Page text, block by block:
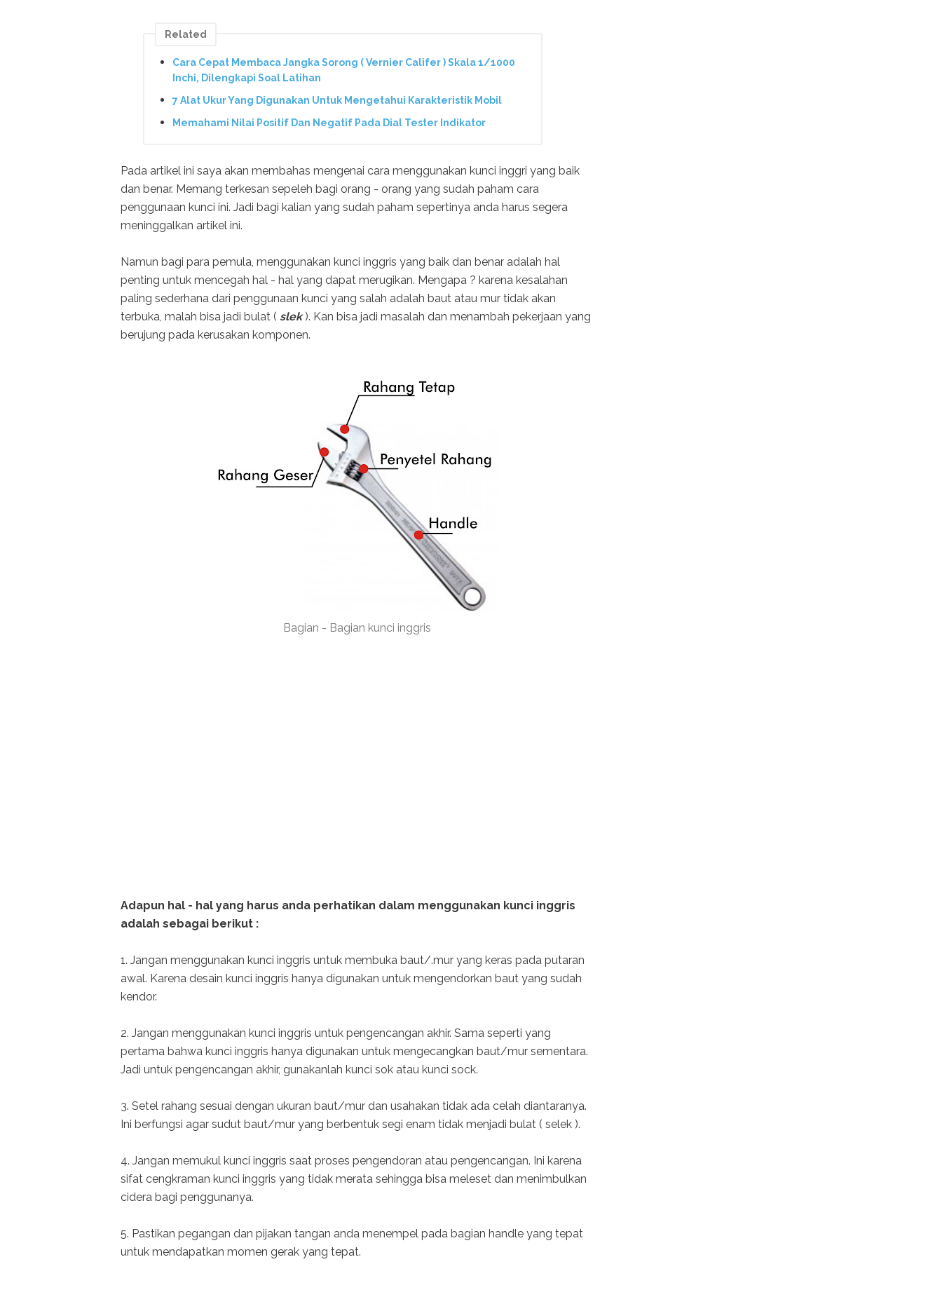
Related
Cara Cepat Membaca Jangka Sorong ( Vernier Califer ) Skala 1/1000
Inchi, Dilengkapi Soal Latihan
7 Alat Ukur Yang Digunakan Untuk Mengetahui Karakteristik Mobil
Memahami Nilai Positif Dan Negatif Pada Dial Tester Indikator
Pada artikel ini saya akan membahas mengenai cara menggunakan kunci inggri yang baik
dan benar. Memang terkesan sepeleh bagi orang - orang yang sudah paham cara
penggunaan kunci ini. Jadi bagi kalian yang sudah paham sepertinya anda harus segera
meninggalkan artikel ini.
Namun bagi para pemula, menggunakan kunci inggris yang baik dan benar adalah hal
penting untuk mencegah hal - hal yang dapat merugikan. Mengapa ? karena kesalahan
paling sederhana dari penggunaan kunci yang salah adalah baut atau mur tidak akan
terbuka, malah bisa jadi bulat ( slek). Kan bisa jadi masalah dan menambah pekerjaan yang
berujung pada kerusakan komponen.
Bagian - Bagian kunci inggris
Adapun hal - hal yang harus anda perhatikan dalam menggunakan kunci inggris
adalah sebagai berikut :
1. Jangan menggunakan kunci inggris untuk membuka baut/.mur yang keras pada putaran
awal. Karena desain kunci inggris hanya digunakan untuk mengendorkan baut yang sudah
kendor.
2. Jangan menggunakan kunci inggris untuk pengencangan akhir. Sama seperti yang
pertama bahwa kunci inggris hanya digunakan untuk mengecangkan baut/mur sementara.
Jadi untuk pengencangan akhir, gunakanlah kunci sok atau kunci sock.
3. Setel rahang sesuai dengan ukuran baut/mur dan usahakan tidak ada celah diantaranya.
Ini berfungsi agar sudut baut/mur yang berbentuk segi enam tidak menjadi bulat ( selek ).
4. Jangan memukul kunci inggris saat proses pengendoran atau pengencangan. Ini karena
sifat cengkraman kunci inggris yang tidak merata sehingga bisa meleset dan menimbulkan
cidera bagi penggunanya.
5. Pastikan pegangan dan pijakan tangan anda menempel pada bagian handle yang tepat
untuk mendapatkan momen gerak yang tepat.